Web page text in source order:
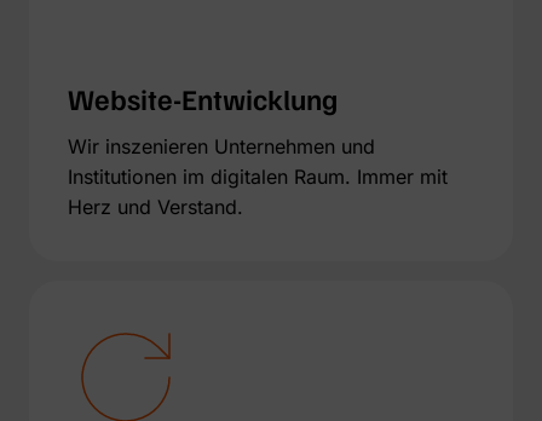
Website-Entwicklung
Wir inszenieren Unternehmen und
Institutionen im digitalen Raum. Immer mit
Herz und Verstand.